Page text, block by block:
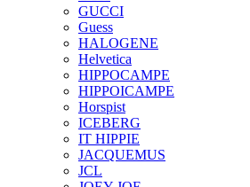
GUCCI
Guess
HALOGENE
Helvetica
HIPPOCAMPE
HIPPOICAMPE
Horspist
ICEBERG
IT HIPPIE
JACQUEMUS
JCL